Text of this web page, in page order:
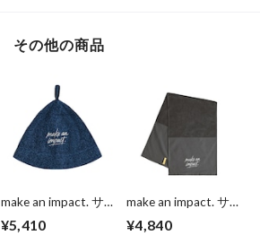
その他の商品
make an impact. サ
ウナハット
¥5,410
make an impact. サ
ウナタオル
¥4,840